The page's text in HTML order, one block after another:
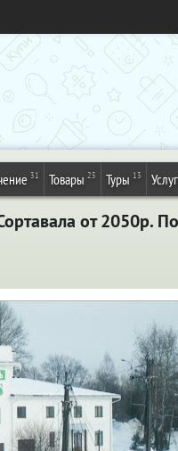
31 Товары 25 Туры 13
от 2050р.